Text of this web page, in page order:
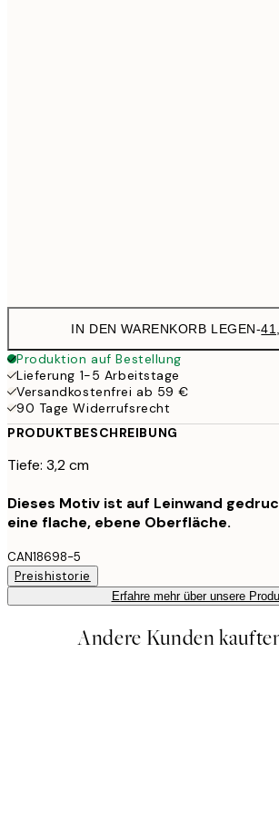
IN DEN WARENKORB LEGEN-
Produktion auf Bestellung
Lieferung 1-5 Arbeitstage
Versandkostenfrei ab 59 €
90 Tage Widerrufsrecht
PRODUKTBESCHREIBUNG
Tiefe: 3,2 cm
Dieses Motiv ist auf Leinwand
eine flache, ebene Oberfläche.
CAN18698-5
Preishistorie
Erfahre mehr über unsere
Andere Kunden